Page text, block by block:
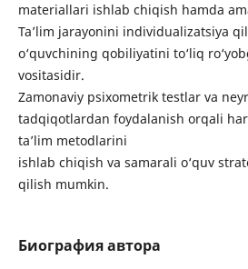
materiallari ishlab chiqish hamda
Ta’lim jarayonini individualizatsiya
o‘quvchining qobiliyatini to‘liq
vositasidir.
Zamonaviy psixometrik testlar va
tadqiqotlardan foydalanish orqali
ta’lim metodlarini
ishlab chiqish va samarali o‘quv
qilish mumkin.
Биография автора